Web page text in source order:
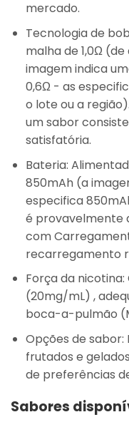
mercado.
Tecnologia de
malha de 1,0Ω(de
imagem indica
0,6Ω - as
o lote ou a
um sabor
satisfatória.
Bateria:
850mAh(a
especifica
é provavelmente
com
recarregamento
Força da nicotina:
(20mg/mL) ,
boca-a-pulmão
Opções de sabor:
frutados e gelados
de preferências
Sabores